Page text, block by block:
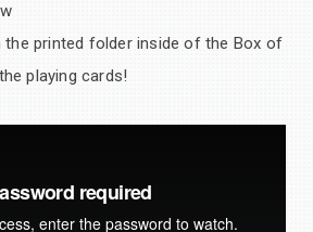
the printed folder inside of the Box of
playing cards!